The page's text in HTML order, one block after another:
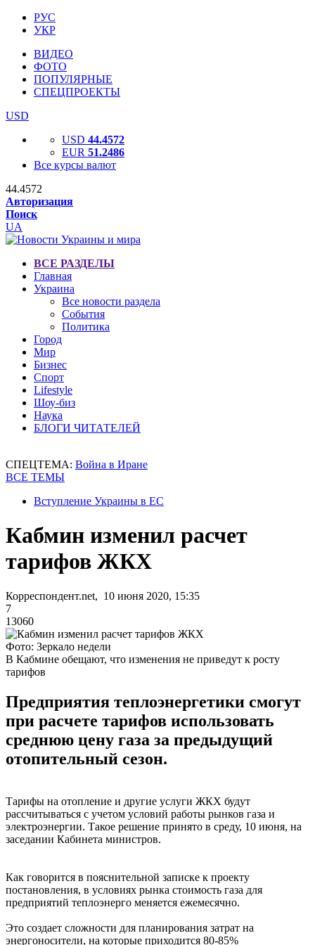
РУС
УКР
ВИДЕО
ФОТО
ПОПУЛЯРНЫЕ
СПЕЦПРОЕКТЫ
USD
USD 44.4572
EUR 51.2486
Все курсы валют
44.4572
Авторизация
Поиск
UA
ВСЕ РАЗДЕЛЫ
Главная
Украина
Все новости раздела
События
Политика
Город
Мир
Бизнес
Спорт
Lifestyle
Шоу-биз
Наука
БЛОГИ ЧИТАТЕЛЕЙ
СПЕЦТЕМА: Война в Иране
ВСЕ ТЕМЫ
Вступление Украины в ЕС
Кабмин изменил расчет
тарифов ЖКХ
Корреспондент.net, 10 июня 2020, 15:35
7
13060
Фото: Зеркало недели
В Кабмине обещают, что изменения не приведут к росту
тарифов
Предприятия теплоэнергетики смогут
при расчете тарифов использовать
среднюю цену газа за предыдущий
отопительный сезон.
Тарифы на отопление и другие услуги ЖКХ будут
рассчитываться с учетом условий работы рынков газа и
электроэнергии. Такое решение принято в среду, 10 июня, на
заседании Кабинета министров.
Как говорится в пояснительной записке к проекту
постановления, в условиях рынка стоимость газа для
предприятий теплоэнерго меняется ежемесячно.
Это создает сложности для планирования затрат на
энергоносители, на которые приходится 80-85%